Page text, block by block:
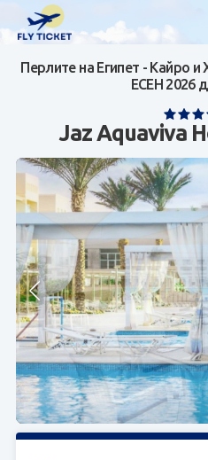
Почивки от Варна
Почивки от София/
Самолетни билети
Визи
Контакти
За нас
Перлите на Египет - Кайро и
ЕСЕН 2026
Jaz Aquaviva